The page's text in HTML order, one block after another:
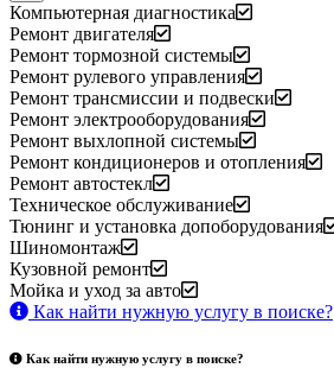
Компьютерная диагностика
Ремонт двигателя
Ремонт тормозной системы
Ремонт рулевого управления
Ремонт трансмиссии и подвески
Ремонт электрооборудования
Ремонт выхлопной системы
Ремонт кондиционеров и отопления
Ремонт автостекл
Техническое обслуживание
Тюнинг и установка допоборудования
Шиномонтаж
Кузовной ремонт
Мойка и уход за авто
Как найти нужную услугу в поиске?
Как найти нужную услугу в поиске?